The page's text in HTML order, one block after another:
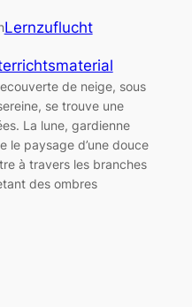
Lernzuflucht
de neige, sous
se trouve une
La lune, gardienne
le paysage d’une douce
à travers les branches
des ombres